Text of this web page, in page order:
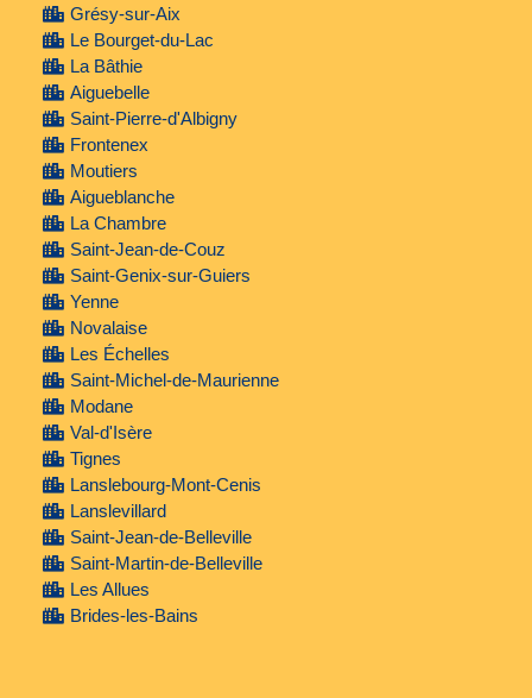
Grésy-sur-Aix
Le Bourget-du-Lac
La Bâthie
Aiguebelle
Saint-Pierre-d'Albigny
Frontenex
Moutiers
Aigueblanche
La Chambre
Saint-Jean-de-Couz
Saint-Genix-sur-Guiers
Yenne
Novalaise
Les Échelles
Saint-Michel-de-Maurienne
Modane
Val-d'Isère
Tignes
Lanslebourg-Mont-Cenis
Lanslevillard
Saint-Jean-de-Belleville
Saint-Martin-de-Belleville
Les Allues
Brides-les-Bains